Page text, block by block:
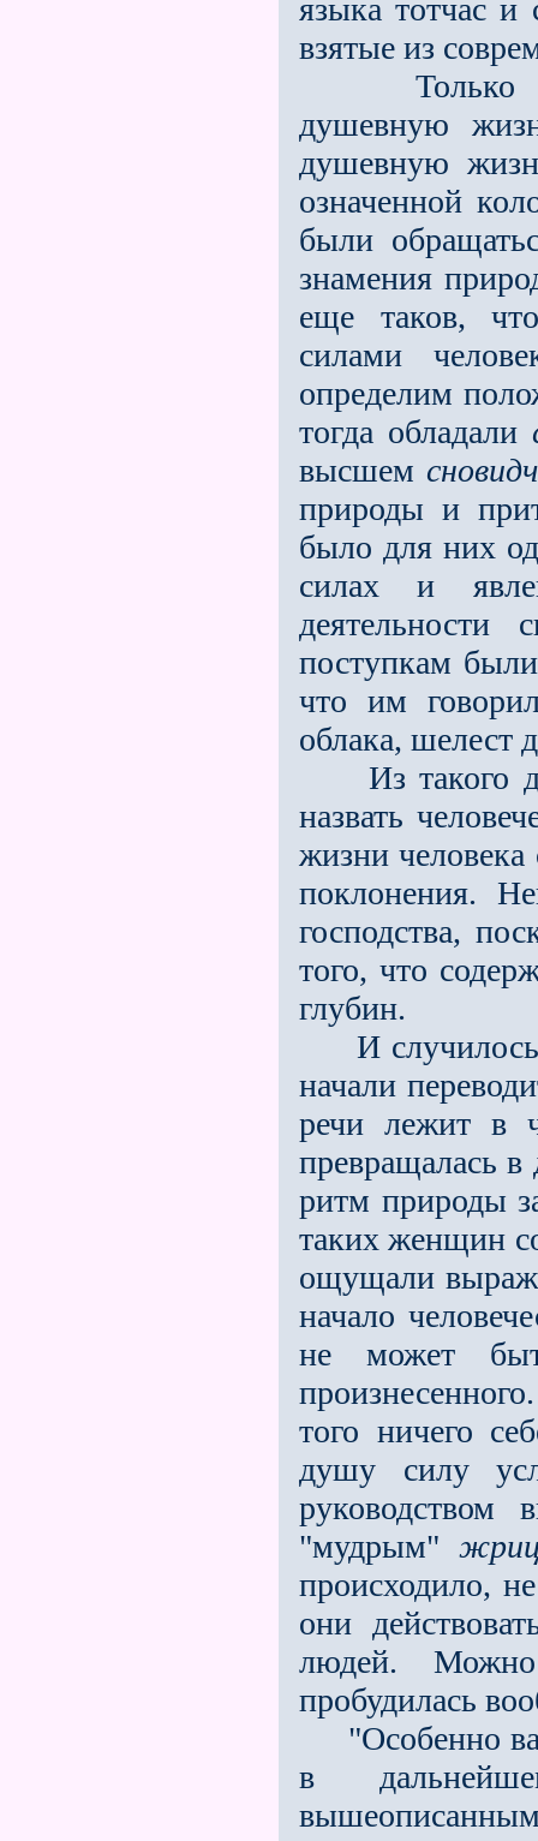
языка тотчас и
взятые из
Только
душевную
душевную
означенной
были
знамения
еще таков,
силами
определим
тогда обладали
высшем
природы и
было для них
силах и
поступкам
что им
облака, шелест
Из такого
назвать
жизни человека
поклонения.
господства,
того, что
глубин.
И случилось
начали
речи лежит в
превращалась
ритм природы
таких женщин
ощущали
начало
не может
того ничего
душу силу
"мудрым"
происходило,
они
людей.
пробудилась
"Особенно
в